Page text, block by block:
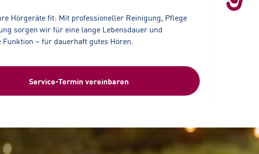
Hörgeräte fit: Mit professioneller Reinigung, Pflege
sorgen wir für eine lange Lebensdauer und
Funktion – für dauerhaft gutes Hören.
Service-Termin vereinbaren